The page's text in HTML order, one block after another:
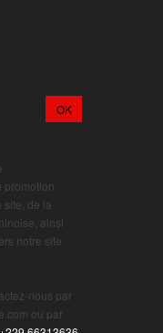
promotion
de la
ainsi
notre site
nous par
ou par